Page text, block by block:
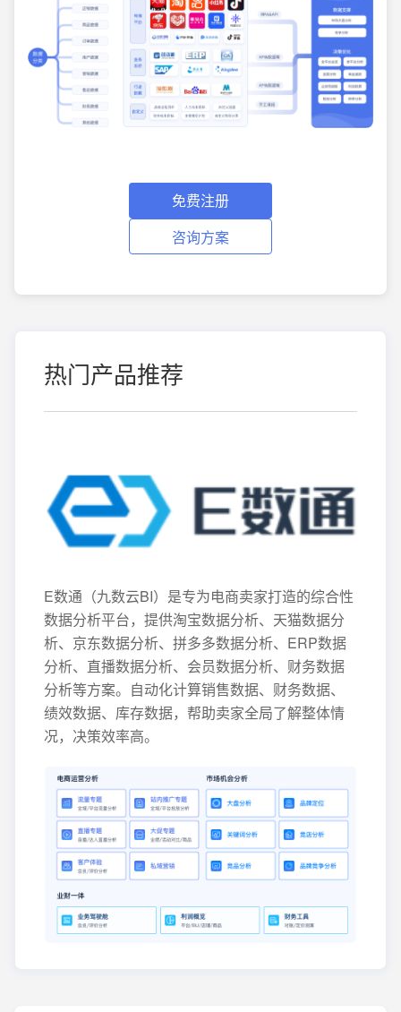
免费注册
咨询方案
热门产品推荐
E数通（九数云BI）是专为电商卖家打造的综合性
数据分析平台，提供淘宝数据分析、天猫数据分
析、京东数据分析、拼多多数据分析、ERP数据
分析、直播数据分析、会员数据分析、财务数据
分析等方案。自动化计算销售数据、财务数据、
绩效数据、库存数据，帮助卖家全局了解整体情
况，决策效率高。